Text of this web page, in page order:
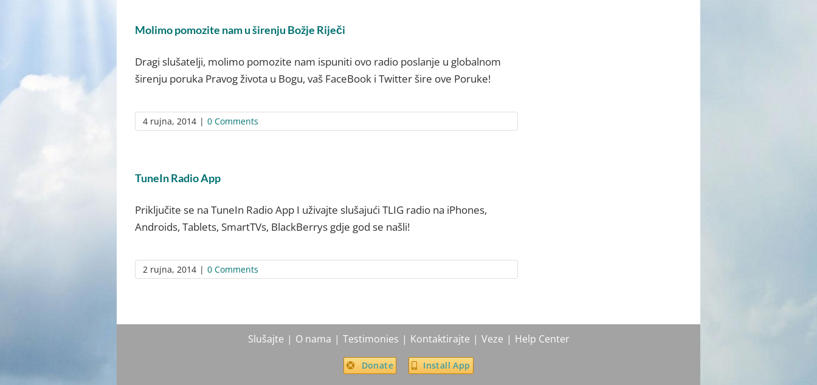
Molimo pomozite nam u širenju Božje Riječi
Dragi slušatelji, molimo pomozite nam ispuniti ovo radio poslanje u globalnom
širenju poruka Pravog života u Bogu, vaš FaceBook i Twitter šire ove Poruke!
4 rujna, 2014 | 0 Comments
TuneIn Radio App
Priključite se na TuneIn Radio App I uživajte slušajući TLIG radio na iPhones,
Androids, Tablets, SmartTVs, BlackBerrys gdje god se našli!
2 rujna, 2014 | 0 Comments
Slušajte O nama Testimonies Kontaktirajte Veze Help Center
Donate Install App